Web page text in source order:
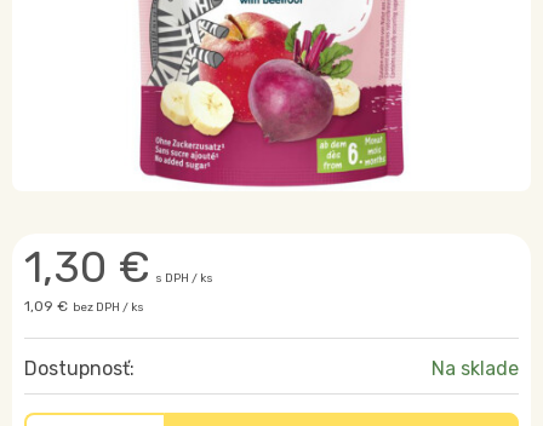
1,30 € s DPH / ks
1,09 € bez DPH / ks
Dostupnosť: Na sklade